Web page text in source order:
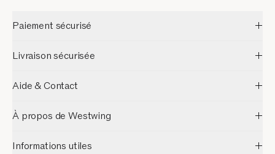
Paiement sécurisé
Livraison sécurisée
Aide & Contact
À propos de Westwing
Informations utiles